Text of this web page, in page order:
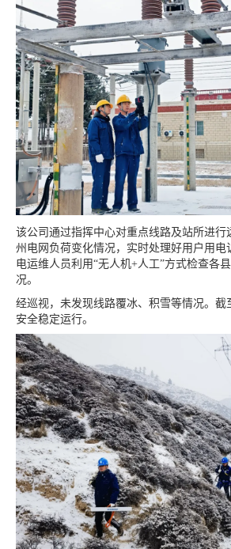
该公司通过指挥中心对重点线路及站所进行
州电网负荷变化情况，实时处理好用户用电
电运维人员利用“无人机+人工”方式检查各
况。
经巡视，未发现线路覆冰、积雪等情况。截
安全稳定运行。